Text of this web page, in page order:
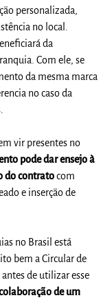
personalizada,
no local.
da
Com ele, se
da mesma marca
no caso da
vir presentes no
pode dar ensejo à
do contratocom
e inserção de
no Brasil está
bem a Circular de
de utilizar esse
de um